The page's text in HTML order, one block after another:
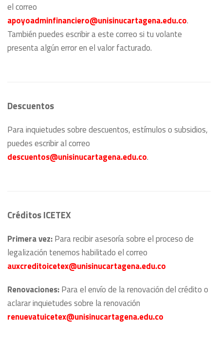
el correo
apoyoadminfinanciero@unisinucartagena.edu.co.
También puedes escribir a este correo si tu volante
presenta algún error en el valor facturado.
Descuentos
Para inquietudes sobre descuentos, estímulos o subsidios,
puedes escribir al correo
descuentos@unisinucartagena.edu.co.
Créditos ICETEX
Primera vez:Para recibir asesoría sobre el proceso de
legalización tenemos habilitado el correo
auxcreditoicetex@unisinucartagena.edu.co
Renovaciones:Para el envío de la renovación del crédito o
aclarar inquietudes sobre la renovación
renuevatuicetex@unisinucartagena.edu.co